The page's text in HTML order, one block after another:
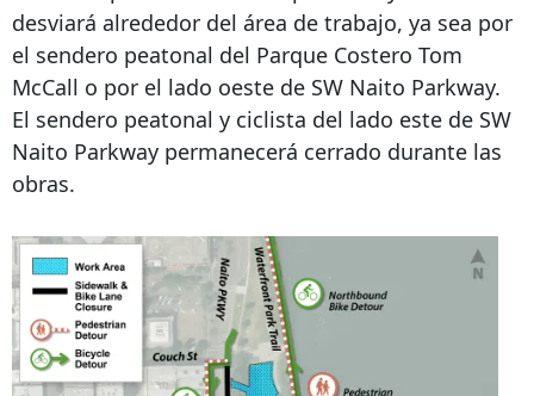
desviará alrededor del área de trabajo, ya sea por
el sendero peatonal del Parque Costero Tom
McCall o por el lado oeste de SW Naito Parkway.
El sendero peatonal y ciclista del lado este de SW
Naito Parkway permanecerá cerrado durante las
obras.